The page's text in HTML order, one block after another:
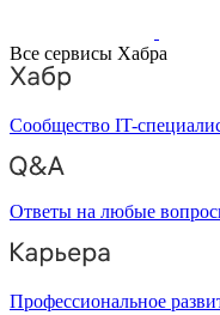
Все сервисы Хабра
Сообщество IT-
Ответы на любые
Профессиональное